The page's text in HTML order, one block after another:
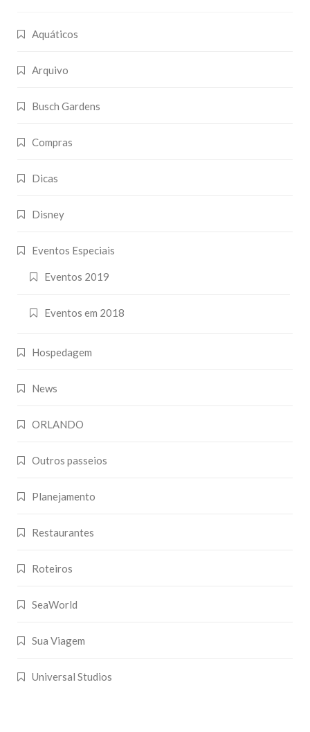
Aquáticos
Arquivo
Busch Gardens
Compras
Dicas
Disney
Eventos Especiais
Eventos 2019
Eventos em 2018
Hospedagem
News
ORLANDO
Outros passeios
Planejamento
Restaurantes
Roteiros
SeaWorld
Sua Viagem
Universal Studios